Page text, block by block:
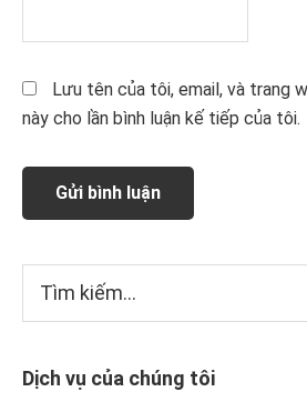
Lưu tên của tôi, email, và trang
này cho lần bình luận kế tiếp của tôi.
Sidebar
chính
kiếm...
Dịch vụ của chúng tôi